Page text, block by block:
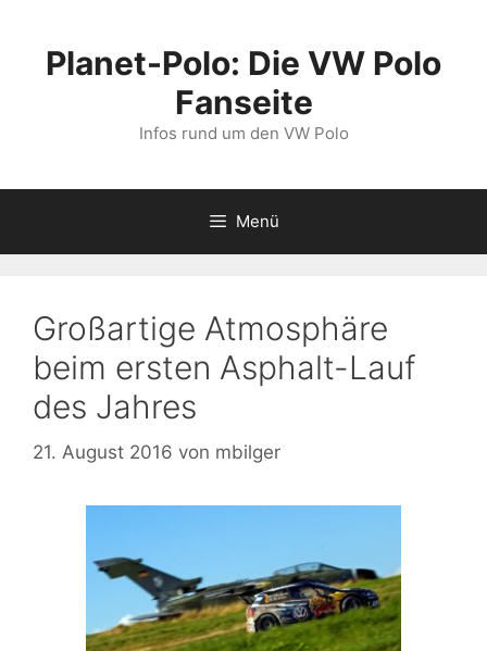
springenPlanet-Polo: Die VW Polo
Fanseite
Infos rund um den VW Polo
Menü
Großartige Atmosphäre
beim ersten Asphalt-Lauf
des Jahres
21. August 2016 von mbilger